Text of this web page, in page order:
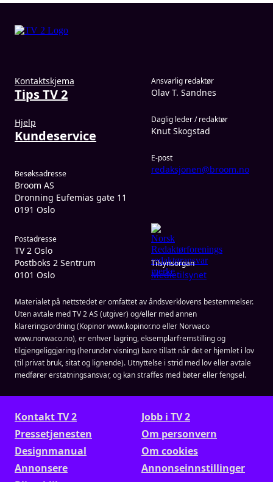
Kontaktskjema
Tips TV 2
Hjelp
Kundeservice
Ansvarlig redaktør
Olav T. Sandnes
Daglig leder / redaktør
Knut Skogstad
E-post
redaksjonen@broom.no
Besøksadresse
Broom AS
Dronning Eufemias gate 11
0191 Oslo
Tilsynsorgan
Medietilsynet
Postadresse
TV 2 Oslo
Postboks 2 Sentrum
0101 Oslo
Materialet på nettstedet er omfattet av åndsverklovens bestemmelser.
Uten avtale med TV 2 AS (utgiver) og/eller med annen
klareringsordning (Kopinor www.kopinor.no eller Norwaco
www.norwaco.no), er enhver lagring, eksemplarfremstilling og
tilgjengeliggjøring (herunder visning) bare tillatt når det er hjemlet i lov
(til privat bruk, sitat og lignende). Utnyttelse i strid med lov eller avtale
medfører erstatningsansvar, og kan straffes med bøter eller fengsel.
Kontakt TV 2
Presse­tjenesten
Designmanual
Annonsere
Jobb i TV 2
Om personvern
Om cookies
Annonseinnstillinger